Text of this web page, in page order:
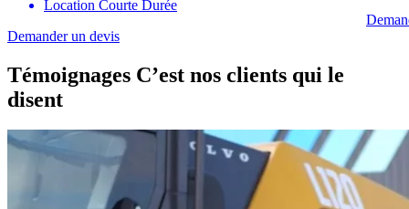
Location Courte Durée
Demander un devis
Témoignages C’est nos clients qui le
disent